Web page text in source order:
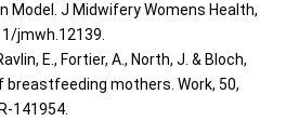
Model. J Midwifery Womens Health,
jmwh.12139.
E., Fortier, A., North, J. & Bloch,
breastfeeding mothers. Work, 50,
141954.